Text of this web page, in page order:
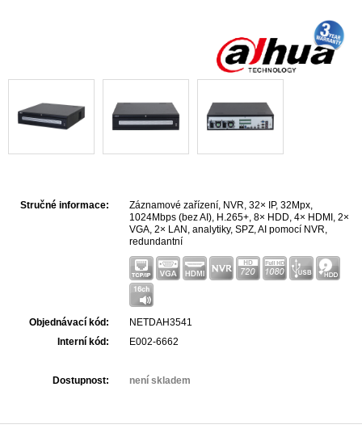
Stručné informace:
Záznamové zařízení, NVR, 32× IP, 32Mpx,
1024Mbps (bez AI), H.265+, 8× HDD, 4× HDMI, 2×
VGA, 2× LAN, analytiky, SPZ, AI pomocí NVR,
redundantní
Objednávací kód:
NETDAH3541
Interní kód:
E002-6662
Dostupnost: není skladem